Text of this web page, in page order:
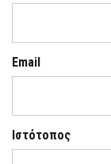
Email
Ιστότοπος